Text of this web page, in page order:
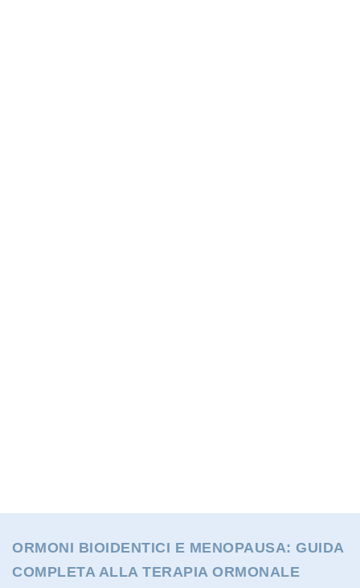
ORMONI BIOIDENTICI E MENOPAUSA: GUIDA
COMPLETA ALLA TERAPIA ORMONALE